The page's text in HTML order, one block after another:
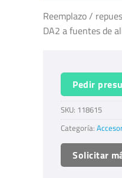
Reemplazo /
DA2 a fuentes de
Pedir
SKU: 118615
Categoría:
Solicitar